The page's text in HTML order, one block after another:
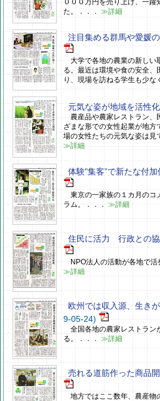
０００万円を売り上げ、一躍
た。．．． ≫詳細
注目集める群馬や愛媛
大学で各地の農業の新しい
る。最近は環境や食の安全、
り、現場を訪ねる学生も少な
元気な姿が地域を活性化
農産品や農家レストラン、
ざまな形での女性起業が地方
場の女性たちの元気な姿は見
≫詳細
体験"集客”で新たな付加
東京の一家族の１カ月のコ
ラム。．．．≫詳細
住民に活力 行政との
NPO法人の活動が各地で活
≫詳細
欧州では収入源、生き
9-05-24)
全国各地の農家レストラン
る。．．． ≫詳細
売れる道筋作った商品
地方ではここ数年、農産物